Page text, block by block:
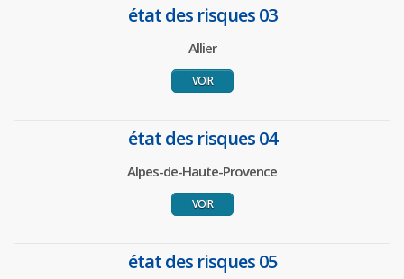
état des risques 03
Allier
VOIR
état des risques 04
Alpes-de-Haute-Provence
VOIR
état des risques 05